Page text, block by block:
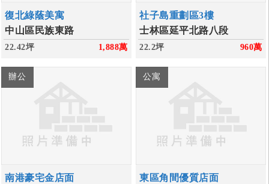
復北綠蔭美寓
中山區民族東路
22.42坪 1,888萬
社子島重劃區3樓
士林區延平北路八段
22.2坪 960萬
辦公
南港豪宅金店面
公寓
東區角間優質店面